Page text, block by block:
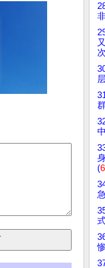
(